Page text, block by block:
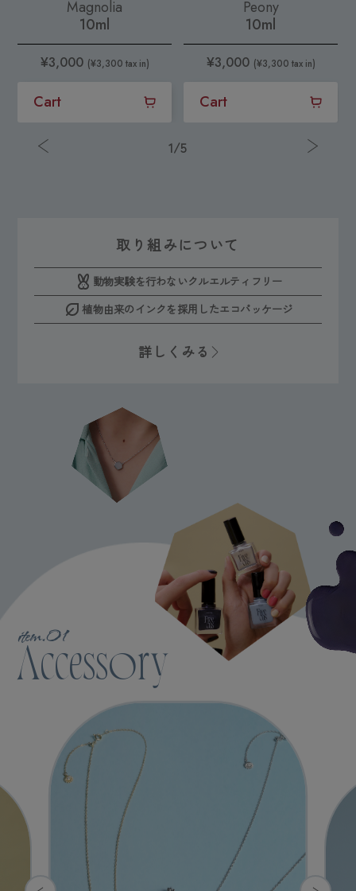
Magnolia
10ml
¥3,000 (¥3,300 tax in)
Cart
Peony
10ml
¥3,000 (¥3,300 tax in)
Cart
1/5
取り組みについて
動物実験を行わないクルエルティフリー
植物由来のインクを採用したエコパッケージ
詳しくみる
item.01
Accessory